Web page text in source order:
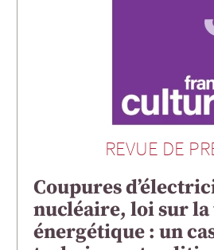
REVUE DE
Coupures
nucléaire, loi sur
énergétique : un